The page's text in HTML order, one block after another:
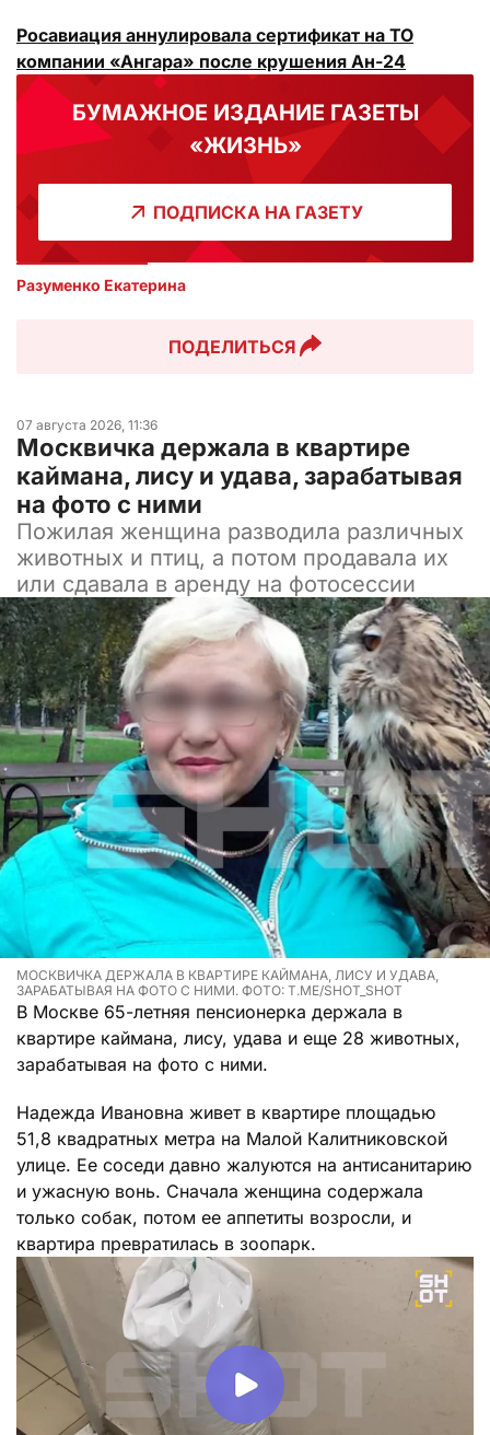
Росавиация аннулировала сертификат на ТО
компании «Ангара» после крушения Ан-24
БУМАЖНОЕ ИЗДАНИЕ ГАЗЕТЫ
«ЖИЗНЬ»
ПОДПИСКА НА ГАЗЕТУ
Разуменко Екатерина
ПОДЕЛИТЬСЯ
07 августа 2026, 11:36
Москвичка держала в квартире
каймана, лису и удава, зарабатывая
на фото с ними
Пожилая женщина разводила различных
животных и птиц, а потом продавала их
или сдавала в аренду на фотосессии
МОСКВИЧКА ДЕРЖАЛА В КВАРТИРЕ КАЙМАНА, ЛИСУ И УДАВА,
ЗАРАБАТЫВАЯ НА ФОТО С НИМИ. ФОТО: T.ME/SHOT_SHOT
В Москве 65-летняя пенсионерка держала в
квартире каймана, лису, удава и еще 28 животных,
зарабатывая на фото с ними.
Надежда Ивановна живет в квартире площадью
51,8 квадратных метра на Малой Калитниковской
улице. Ее соседи давно жалуются на антисанитарию
и ужасную вонь. Сначала женщина содержала
только собак, потом ее аппетиты возросли, и
квартира превратилась в зоопарк.